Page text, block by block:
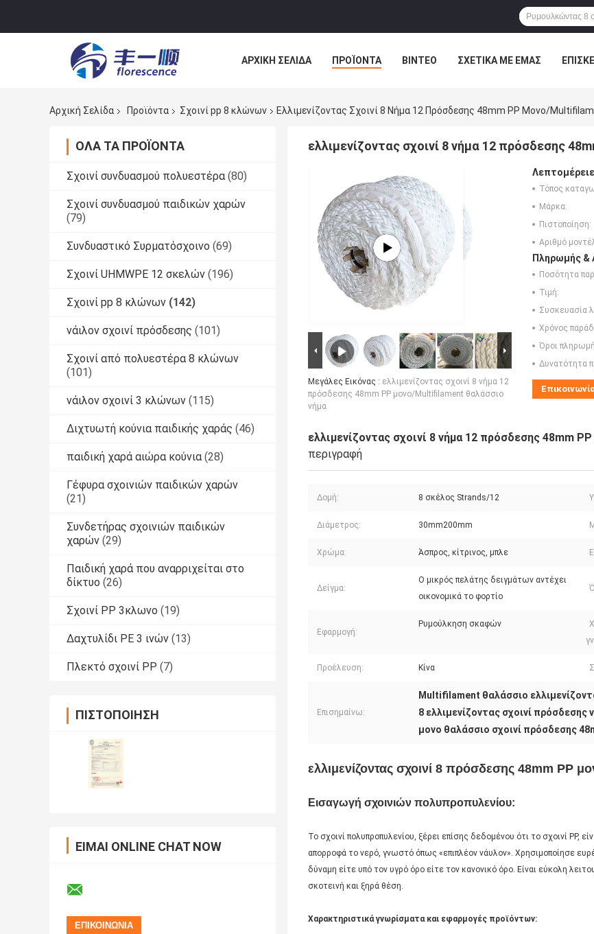
ΑΡΧΙΚΉ ΣΕΛΊΔΑ ΠΡΟΪΌΝΤΑ ΒΊΝΤΕΟ ΣΧΕΤΙΚΆ ΜΕ ΕΜΆΣ
Αρχική Σελίδα
Προϊόντα Σχοινί pp 8 κλώνων Ελλιμενίζοντας Σχοινί 8 Νήμα 12 Πρόσδεσης 48mm PP Μονο/
ΌΛΑ ΤΑ ΠΡΟΪΌΝΤΑ
Σχοινί συνδυασμού πολυεστέρα (80)
Σχοινί συνδυασμού παιδικών χαρών
(79)
Συνδυαστικό Συρματόσχοινο (69)
Σχοινί UHMWPE 12 σκελών (196)
Σχοινί pp 8 κλώνων (142)
νάιλον σχοινί πρόσδεσης (101)
Σχοινί από πολυεστέρα 8 κλώνων
(101)
νάιλον σχοινί 3 κλώνων (115)
Διχτυωτή κούνια παιδικής χαράς (46)
παιδική χαρά αιώρα κούνια (28)
Γέφυρα σχοινιών παιδικών χαρών
(21)
Συνδετήρας σχοινιών παιδικών
χαρών (29)
Παιδική χαρά που αναρριχείται στο
δίκτυο (26)
Σχοινί PP 3κλωνο (19)
Δαχτυλίδι PE 3 ινών (13)
Πλεκτό σχοινί PP (7)
ΠΙΣΤΟΠΟΊΗΣΗ
ΕΊΜΑΙ ONLINE CHAT NOW
ελλιμενίζοντας σχοινί 8 νήμα 12 πρόσδεσης
Μεγάλες Εικόνας : ελλιμενίζοντας σχοινί 8 νήμα 12
πρόσδεσης 48mm PP μονο/Multifilament θαλάσσιο
νήμα
Τόπος
Μάρκα:
Πιστοποίηση:
Αριθμό
Πληρωμής &
Ποσότητα
Τιμή:
Συσκευασία
Χρόνος
Όροι
Δυνατότητα
ελλιμενίζοντας σχοινί 8 νήμα 12 πρόσδεσης 48mm
περιγραφή
Δομή: 8 σκέλος Strands/12
Διάμετρος: 30mm200mm
Χρώμα: Άσπρος, κίτρινος, μπλε
Δείγμα:
Ο μικρός πελάτης δειγμάτων αντέχει
οικονομικά το φορτίο
Εφαρμογή:
Ρυμούλκηση σκαφών
Προέλευση: Κίνα
Επισημαίνω:
Multifilament θαλάσσιο
8 ελλιμενίζοντας σχοινί
μονο θαλάσσιο σχοινί πρόσδεσης
ελλιμενίζοντας σχοινί 8 πρόσδεσης 48mm PP
Εισαγωγή σχοινιών πολυπροπυλενίου:
Το σχοινί πολυπροπυλενίου, ξέρει επίσης δεδομένου ότι το σχοινί PP,
απορροφά το νερό, γνωστό όπως «επιπλέον νάυλον». Χρησιμοποίησε
δύναμη είτε υπό τον υγρό όρο είτε τον κανονικό όρο. Είναι εύκολη
σκοτεινή και ξηρά θέση.
Χαρακτηριστικά γνωρίσματα και εφαρμογές προϊόντων: